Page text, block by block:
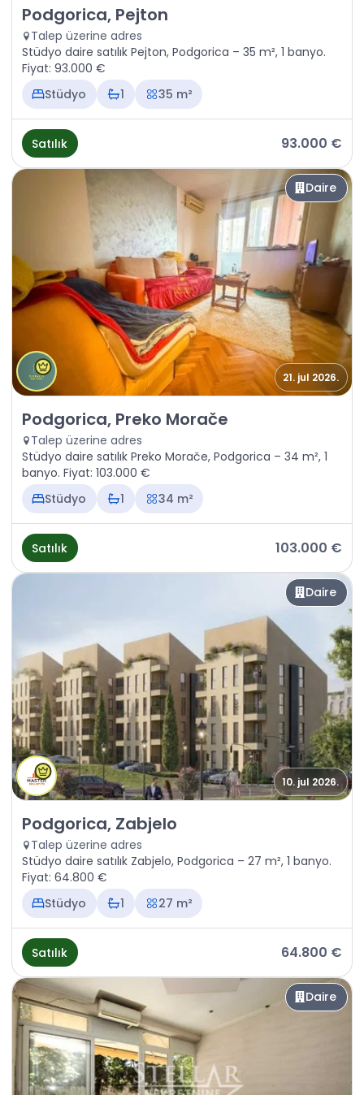
Satılık - Daire Podgorica, Pejton
Podgorica, Pejton
Talep üzerine adres
Stüdyo daire satılık Pejton, Podgorica – 35 m², 1 banyo.
Fiyat: 93.000 €
Stüdyo
1 35 m²
Satılık 93.000 €
Daire
21. jul 2026.
Satılık - Daire Podgorica, Preko Morače
Podgorica, Preko Morače
Talep üzerine adres
Stüdyo daire satılık Preko Morače, Podgorica – 34 m², 1
banyo. Fiyat: 103.000 €
Stüdyo
1 34 m²
Satılık 103.000 €
Daire
10. jul 2026.
Satılık - Daire Podgorica, Zabjelo
Podgorica, Zabjelo
Talep üzerine adres
Stüdyo daire satılık Zabjelo, Podgorica – 27 m², 1 banyo.
Fiyat: 64.800 €
Stüdyo
1 27 m²
Satılık 64.800 €
Daire